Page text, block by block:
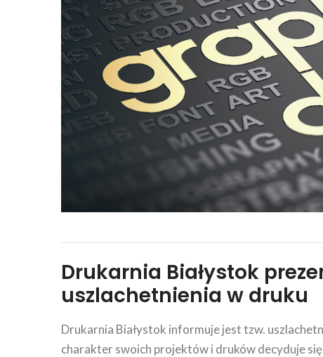
Drukarnia Białystok
uszlachetnienia w druku
Drukarnia Białystok informuje jest tzw.
charakter swoich projektów i druków decyduje